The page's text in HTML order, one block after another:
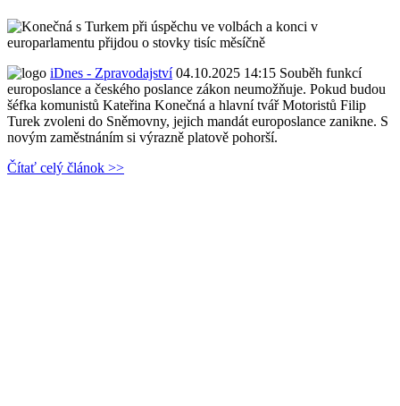
iDnes - Zpravodajství 04.10.2025 14:15 Souběh funkcí
europoslance a českého poslance zákon neumožňuje. Pokud budou
šéfka komunistů Kateřina Konečná a hlavní tvář Motoristů Filip
Turek zvoleni do Sněmovny, jejich mandát europoslance zanikne. S
novým zaměstnáním si výrazně platově pohorší.
Čítať celý článok >>